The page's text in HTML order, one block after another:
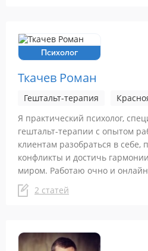
Психолог
Ткачев Роман
Гештальт-терапия
Я практический психолог,
гештальт-терапии с опытом
клиентам разобраться в себе,
конфликты и достичь
миром. Работаю очно и
2 статей